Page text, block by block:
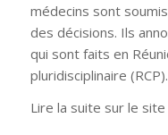
médecins sont
des décisions. Ils
qui sont faits en
pluridisciplinaire (RCP).
Lire la suite sur le